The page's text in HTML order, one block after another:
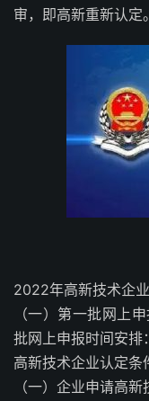
审，即高新重新认定。
2022年高新技术企业
（一）第一批网上
批网上申报时间安排
高新技术企业认定条
（一）企业申请高